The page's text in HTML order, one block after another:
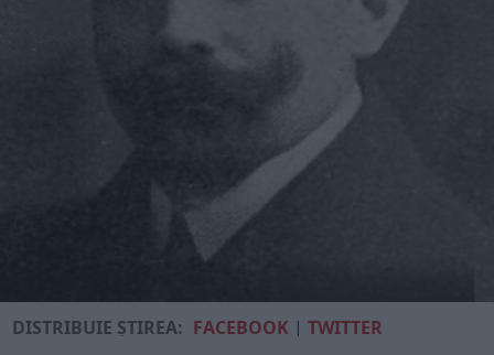
DISTRIBUIE ȘTIREA: FACEBOOK |TWITTER